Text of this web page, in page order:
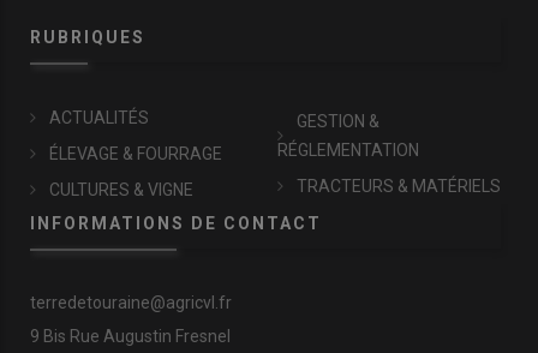
RUBRIQUES
ACTUALITÉS
ÉLEVAGE & FOURRAGE
CULTURES & VIGNE
GESTION &
RÉGLEMENTATION
TRACTEURS & MATÉRIELS
INFORMATIONS DE CONTACT
terredetouraine@agricvl.fr
9 Bis Rue Augustin Fresnel